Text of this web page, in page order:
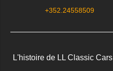
+352.24558509
L'histoire de LL Classic Cars